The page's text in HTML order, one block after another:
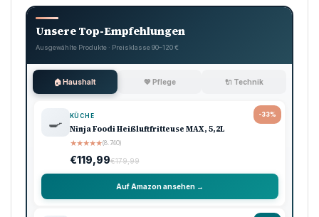
Unsere Top-Empfehlungen
Ausgewählte Produkte · Preisklasse 90–120 €
🏠 Haushalt 💖 Pflege 🔌 Technik
-33%
🍳 KÜCHE
Ninja Foodi Heißluftfritteuse MAX, 5,2L
★★★★★(8.740)
€119,99€179,99
Auf Amazon ansehen →